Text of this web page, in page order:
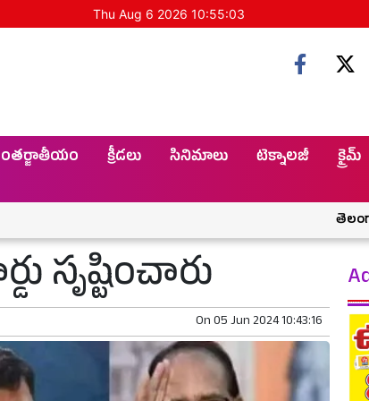
Thu Aug 6 2026 10:55:04
క్రీడలు సినిమాలు టెక్నాలజీ క్రైమ్
తెలంగాణకు
సృష్టించారు
On05 Jun 2024 10:43:16